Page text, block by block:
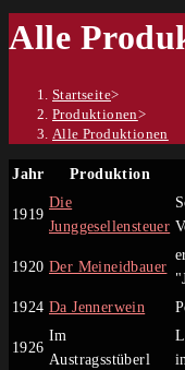
Alle
Startseite>
Produktionen>
Alle Produktionen
Jahr Produktion
1919
Die
Junggesellensteuer
1920 Der Meineidbauer
1924 Da Jennerwein
1926
Im
Austragsstüberl